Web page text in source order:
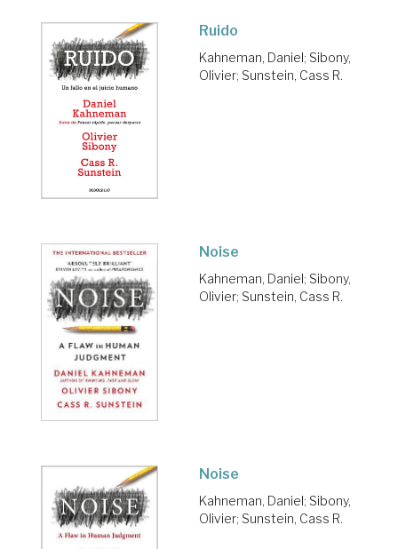
Ruido
Kahneman, Daniel; Sibony,
Olivier; Sunstein, Cass R.
Noise
Kahneman, Daniel; Sibony,
Olivier; Sunstein, Cass R.
Noise
Kahneman, Daniel; Sibony,
Olivier; Sunstein, Cass R.